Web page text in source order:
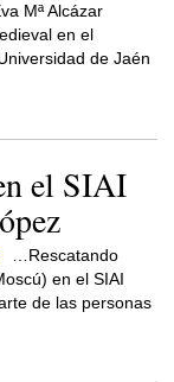
Mª Alcázar
en el
de Jaén
el SIAI
…Rescatando
en el SIAI
de las personas